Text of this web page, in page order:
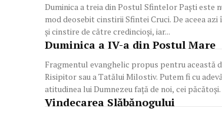
Duminica a treia din Postul Sfintelor Paşti este
mod deosebit cinstirii Sfintei Cruci. De aceea azi în
și cinstire de către credincioşi, iar...
Duminica a IV-a din Postul Mare
Fragmentul evanghelic propus pentru această
Risipitor sau a Tatălui Milostiv. Putem fi cu
atitudinea lui Dumnezeu față de noi, cei
Vindecarea Slăbănogului